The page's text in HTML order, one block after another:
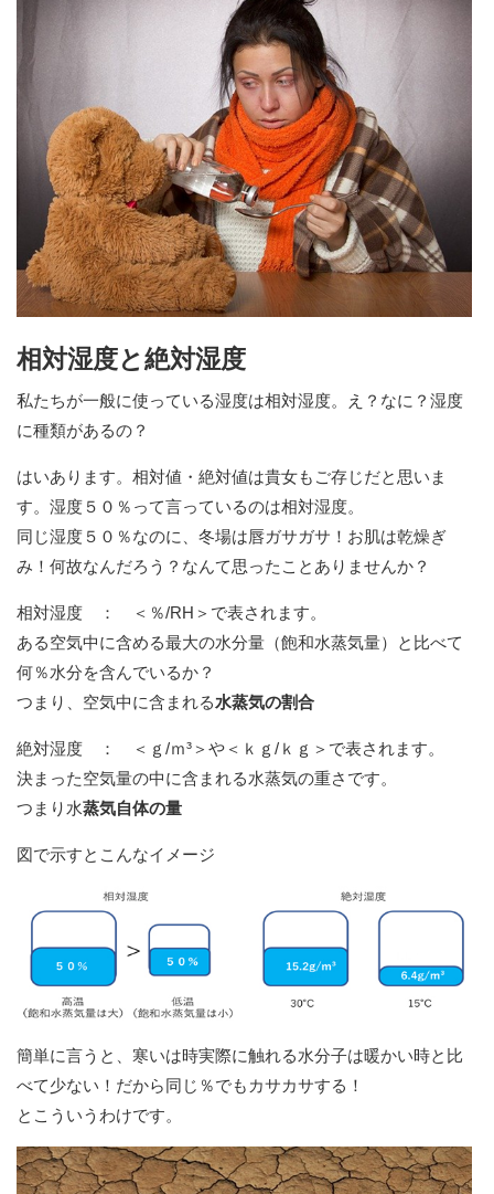
相対湿度と絶対湿度
私たちが一般に使っている湿度は相対湿度。え？なに？湿度
に種類があるの？
はいあります。相対値・絶対値は貴女もご存じだと思いま
す。湿度５０％って言っているのは相対湿度。
同じ湿度５０％なのに、冬場は唇ガサガサ！お肌は乾燥ぎ
み！何故なんだろう？なんて思ったことありませんか？
相対湿度 ： ＜％/RH＞で表されます。
ある空気中に含める最大の水分量（飽和水蒸気量）と比べて
何％水分を含んでいるか？
つまり、空気中に含まれる水蒸気の割合
絶対湿度 ： ＜ｇ/ｍ³＞や＜ｋｇ/ｋｇ＞で表されます。
決まった空気量の中に含まれる水蒸気の重さです。
つまり水蒸気自体の量
図で示すとこんなイメージ
簡単に言うと、寒いは時実際に触れる水分子は暖かい時と比
べて少ない！だから同じ％でもカサカサする！
とこういうわけです。